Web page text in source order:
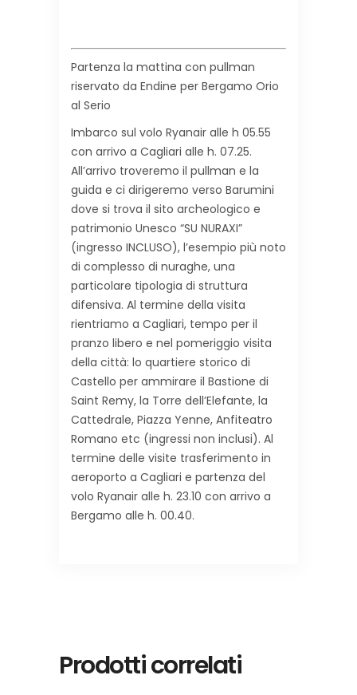
Partenza la mattina con pullman
riservato da Endine per Bergamo Orio
al Serio
Imbarco sul volo Ryanair alle h 05.55
con arrivo a Cagliari alle h. 07.25.
All’arrivo troveremo il pullman e la
guida e ci dirigeremo verso Barumini
dove si trova il sito archeologico e
patrimonio Unesco “SU NURAXI”
(ingresso INCLUSO), l’esempio più noto
di complesso di nuraghe, una
particolare tipologia di struttura
difensiva. Al termine della visita
rientriamo a Cagliari, tempo per il
pranzo libero e nel pomeriggio visita
della città: lo quartiere storico di
Castello per ammirare il Bastione di
Saint Remy, la Torre dell’Elefante, la
Cattedrale, Piazza Yenne, Anfiteatro
Romano etc (ingressi non inclusi). Al
termine delle visite trasferimento in
aeroporto a Cagliari e partenza del
volo Ryanair alle h. 23.10 con arrivo a
Bergamo alle h. 00.40.
Prodotti correlati